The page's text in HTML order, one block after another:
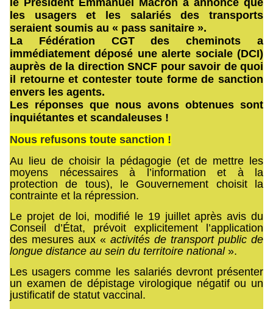
le Président Emmanuel Macron a annoncé que
les usagers et les salariés des transports
seraient soumis au « pass sanitaire ».
La Fédération CGT des cheminots a
immédiatement déposé une alerte sociale (DCI)
auprès de la direction SNCF pour savoir de quoi
il retourne et contester toute forme de sanction
envers les agents.
Les réponses que nous avons obtenues sont
inquiétantes et scandaleuses !
Nous refusons toute sanction !
Au lieu de choisir la pédagogie (et de mettre les
moyens nécessaires à l’information et à la
protection de tous), le Gouvernement choisit la
contrainte et la répression.
Le projet de loi, modifié le 19 juillet après avis du
Conseil d’État, prévoit explicitement l’application
des mesures aux « activités de transport public de
longue distance au sein du territoire national ».
Les usagers comme les salariés devront présenter
un examen de dépistage virologique négatif ou un
justificatif de statut vaccinal.